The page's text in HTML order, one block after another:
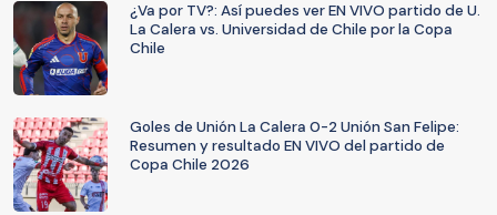
¿Va por TV?: Así puedes ver EN VIVO partido de U.
La Calera vs. Universidad de Chile por la Copa
Chile
Goles de Unión La Calera 0-2 Unión San Felipe:
Resumen y resultado EN VIVO del partido de
Copa Chile 2026